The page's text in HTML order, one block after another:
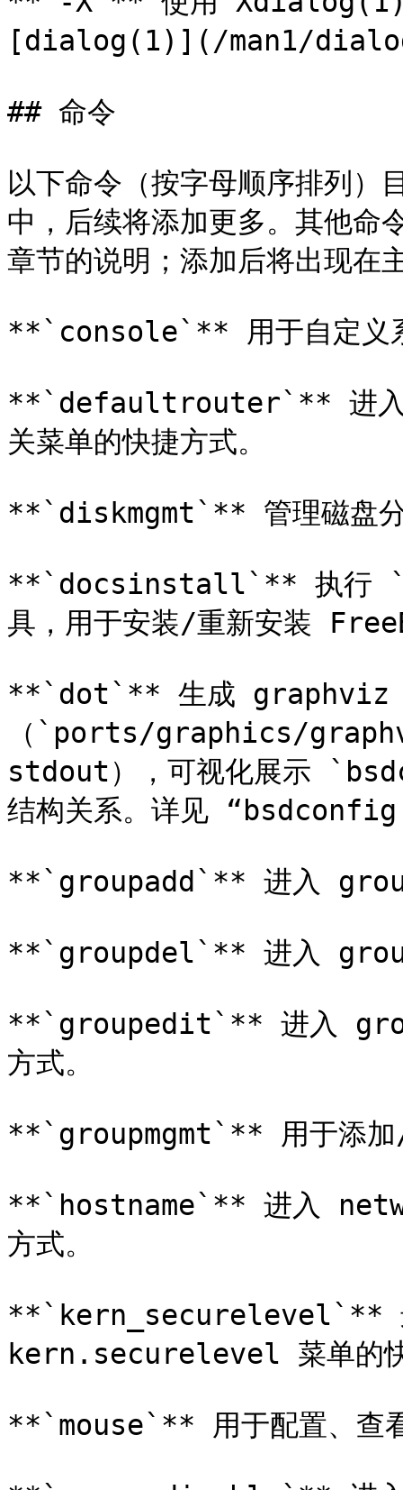
[dialog(1)](/man1/
## 命令
以下命令（按字母顺序排列
中，后续将添加更多。其他命
章节的说明；添加后将出现
**`console`** 用于自定义系
**`defaultrouter`** 进入
关菜单的快捷方式。
**`diskmgmt`** 管理磁盘
**`docsinstall`** 执行
具，用于安装/重新安装
**`dot`** 生成
（`ports/graphics/
stdout），可视化展示
结构关系。详见
**`groupadd`** 进入
**`groupdel`** 进入
**`groupedit`** 进入
方式。
**`groupmgmt`** 用于添加/
**`hostname`** 进入
方式。
**`kern_securelevel`**
kern.securelevel 菜单的
**`mouse`** 用于配置、查